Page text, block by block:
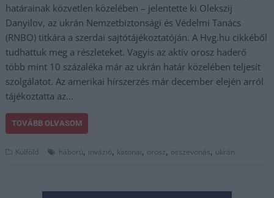
határainak közvetlen közelében – jelentette ki Olekszij
Danyilov, az ukrán Nemzetbiztonsági és Védelmi Tanács
(RNBO) titkára a szerdai sajtótájékoztatóján. A Hvg.hu cikkéből
tudhattuk meg a részleteket. Vagyis az aktív orosz haderő
több mint 10 százaléka már az ukrán határ közelében teljesít
szolgálatot. Az amerikai hírszerzés már december elején arról
tájékoztatta az…
TOVÁBB OLVASOM
Külföld háború, invázió, katonai, orosz, összevonás, ukrán